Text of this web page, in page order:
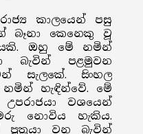
කාලයෙන් පසු
බෑනා කෙනෙකු වූ
ඔහු මේ නමින්
බැවින් පළමුවන
සැලකේ. සිංහල
හැඳින්වේ. මේ
වශයෙන්
නොවිය හැකිය.
වන බැවින්